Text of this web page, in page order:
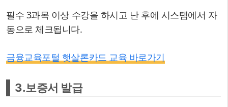
필수 3과목 이상 수강을 하시고 난 후에 시스템에서 자
동으로 체크됩니다.
금융교육포털 햇살론카드 교육 바로가기
3.보증서 발급